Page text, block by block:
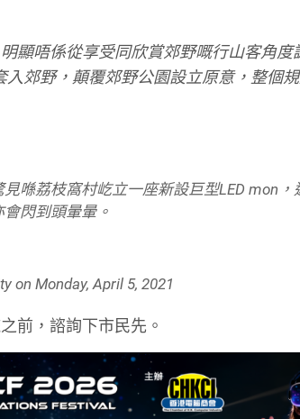
顯唔係從享受同欣賞郊野嘅行山客角
郊野，顛覆郊野公園設立原意，整個
喺荔枝窩村屹立一座新設巨型LED mon
閃到頭暈暈。
onMonday, April 5, 2021
前，諮詢下市民先。